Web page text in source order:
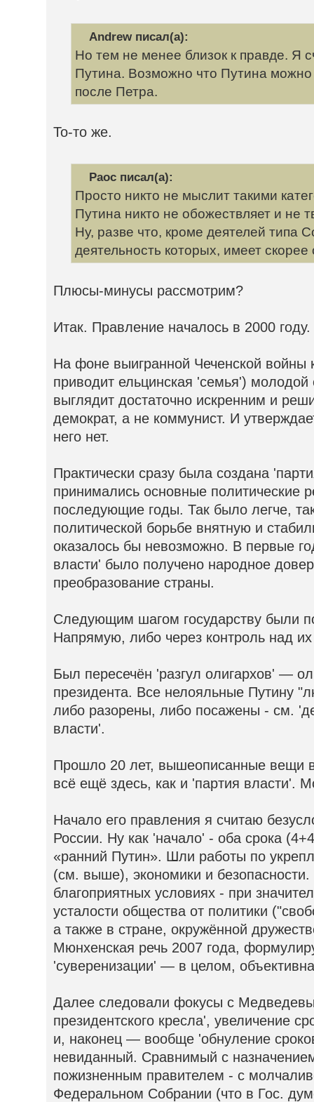
Andrew писал(а):
Но тем не менее близок к правде. Я
Путина. Возможно что Путина можно
после Петра.
То-то же.
Раос писал(а):
Просто никто не мыслит такими
Путина никто не обожествляет и не
Ну, разве что, кроме деятелей типа
деятельность которых, имеет
Плюсы-минусы рассмотрим?
Итак. Правление началось в 2000 году.
На фоне выигранной Чеченской войны
приводит ельцинская 'семья')
выглядит достаточно искренним и
демократ, а не коммунист. И
него нет.
Практически сразу была создана
принимались основные политические
последующие годы. Так было легче,
политической борьбе внятную и
оказалось бы невозможно. В первые
власти' было получено народное
преобразование страны.
Следующим шагом государству были
Напрямую, либо через контроль над
Был пересечён 'разгул олигархов' —
президента. Все нелояльные Путину
либо разорены, либо посажены - см.
власти'.
Прошло 20 лет, вышеописанные вещи
всё ещё здесь, как и 'партия власти'.
Начало его правления я считаю
России. Ну как 'начало' - оба срока
«ранний Путин». Шли работы по
(см. выше), экономики и
благоприятных условиях - при
усталости общества от политики
а также в стране, окружённой
Мюнхенская речь 2007 года,
'суверенизации' — в целом,
Далее следовали фокусы с
президентского кресла', увеличение
и, наконец — вообще 'обнуление
невиданный. Сравнимый с
пожизненным правителем - с
Федеральном Собрании (что в Гос.